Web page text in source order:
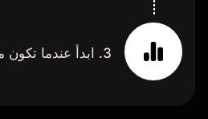
3. ابدأ عندما تكون مستعدًا